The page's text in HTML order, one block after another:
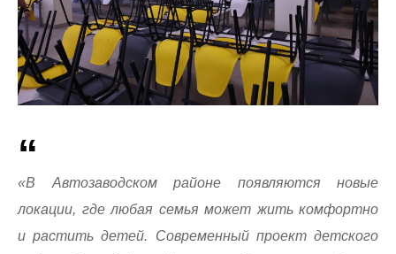
«В Автозаводском районе появляются новые
локации, где любая семья может жить комфортно
и растить детей. Современный проект детского